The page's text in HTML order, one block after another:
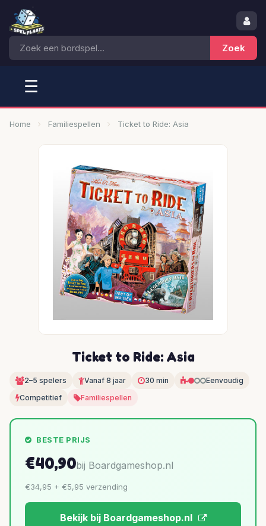
☰
Home Familiespellen Ticket to Ride: Asia
Ticket to Ride: Asia
2–5 spelers Vanaf 8 jaar 30 min
Eenvoudig
Competitief
Familiespellen
BESTE PRIJS
€40,90bij Boardgameshop.nl
€34,95 + €5,95 verzending
Bekijk bij Boardgameshop.nl